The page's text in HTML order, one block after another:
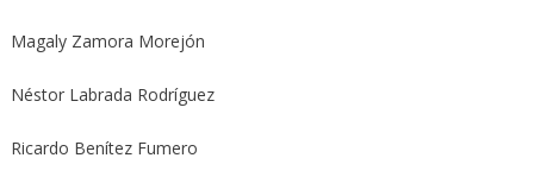
Magaly Zamora Morejón
Néstor Labrada Rodríguez
Ricardo Benítez Fumero